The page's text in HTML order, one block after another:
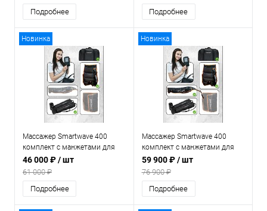
Подробнее
Подробнее
Новинка
Массажер Smartwave 400
комплект с манжетами для
ног и манжетой-шорты
46 000 ₽/ шт
61 000 ₽
Подробнее
Новинка
Массажер Smartwave 400
комплект с манжетами для
ног и манжетой-шорты и
рукой
59 900 ₽/ шт
76 900 ₽
Подробнее